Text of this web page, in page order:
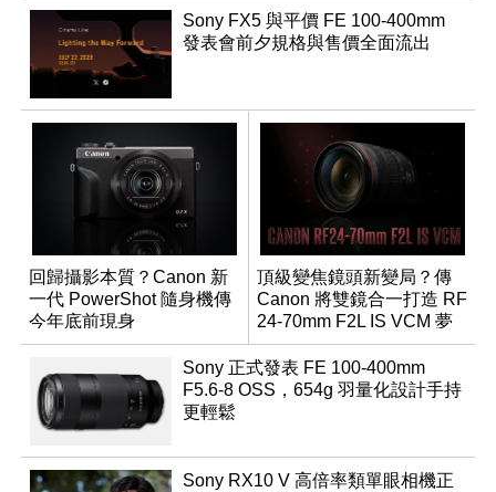
Sony FX5 與平價 FE 100-400mm
發表會前夕規格與售價全面流出
回歸攝影本質？Canon 新
一代 PowerShot 隨身機傳
今年底前現身
頂級變焦鏡頭新變局？傳
Canon 將雙鏡合一打造 RF
24-70mm F2L IS VCM 夢
幻規格
Sony 正式發表 FE 100-400mm
F5.6-8 OSS，654g 羽量化設計手持
更輕鬆
Sony RX10 V 高倍率類單眼相機正